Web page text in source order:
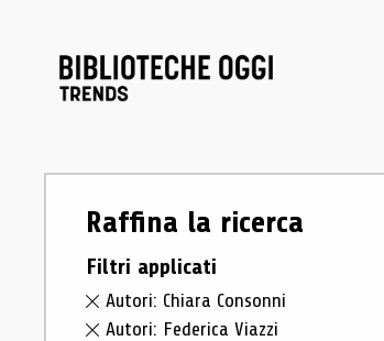
Raffina la ricerca
Filtri applicati
Autori: Chiara Consonni
Autori: Federica Viazzi